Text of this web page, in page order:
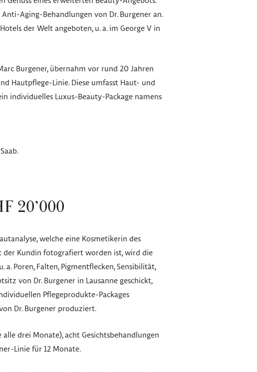
Aging-Behandlungen von Dr. Burgener an.
der Welt angeboten, u. a. im George V in
Burgener, übernahm vor rund 20 Jahren
Hautpflege-Linie. Diese umfasst Haut- und
individuelles Luxus-Beauty-Package namens
20’000
welche eine Kosmetikerin des
der Kundin fotografiert worden ist, wird die
Poren, Falten, Pigmentflecken, Sensibilität,
von Dr. Burgener in Lausanne geschickt,
Pflegeprodukte-Packages
Dr. Burgener produziert.
drei Monate), acht Gesichtsbehandlungen
Linie für 12 Monate.